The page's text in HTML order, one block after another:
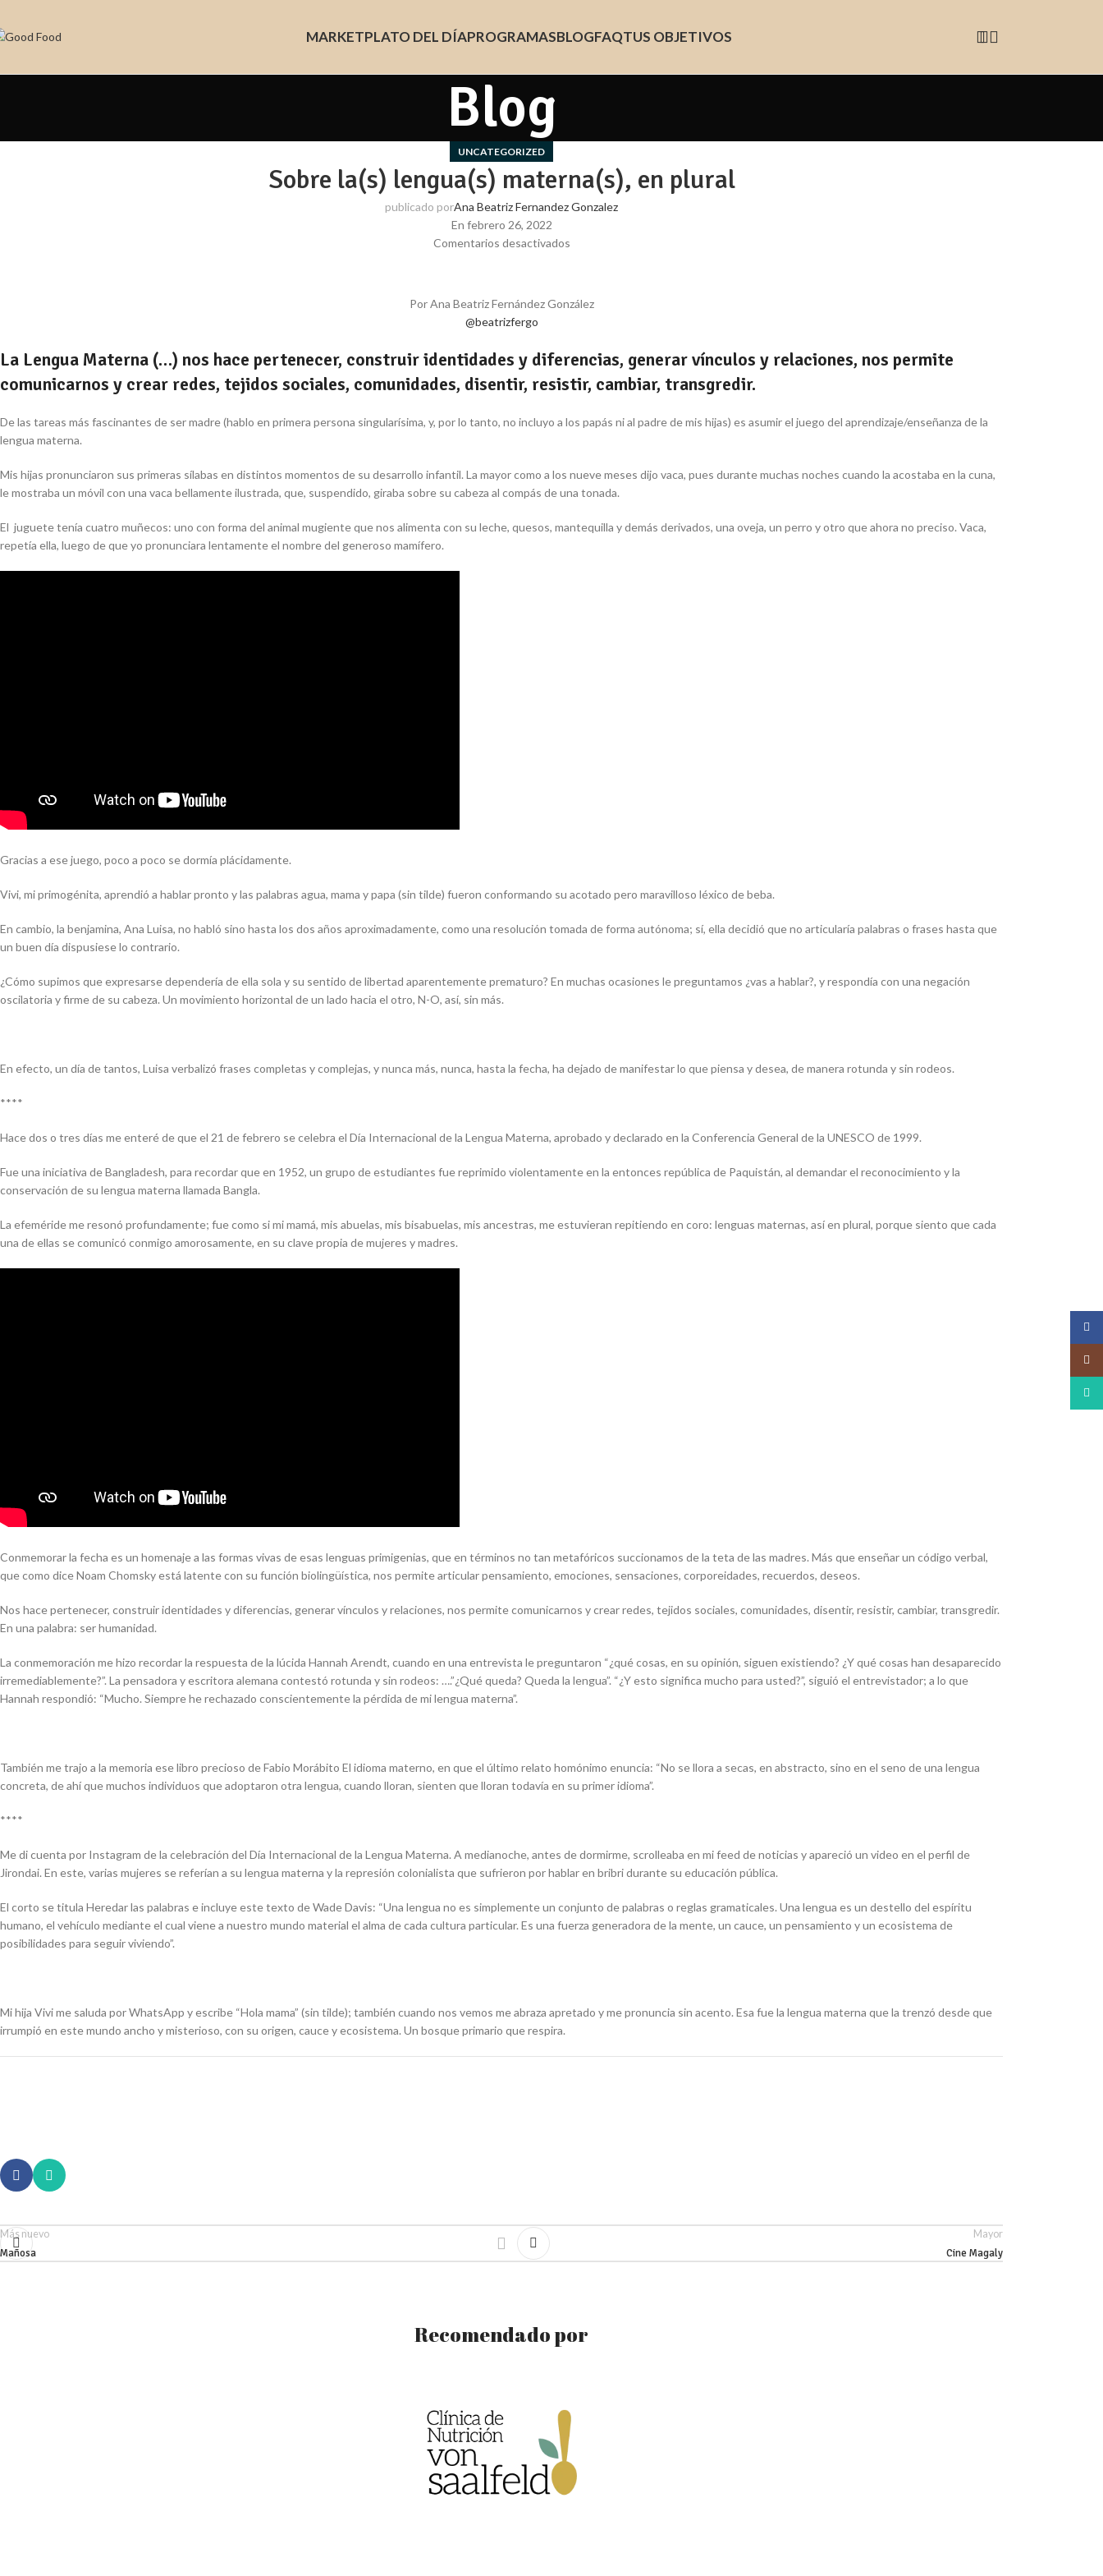
MARKETPLATO DEL DÍAPROGRAMASBLOGFAQTUS OBJETIVOS
Blog
UNCATEGORIZED
Sobre la(s) lengua(s) materna(s), en plural
publicado porAna Beatriz Fernandez Gonzalez
En febrero 26, 2022
Comentarios desactivados
Por Ana Beatriz Fernández González
@beatrizfergo
La Lengua Materna (…) nos hace pertenecer, construir identidades y diferencias, generar vínculos y relaciones, nos permite
comunicarnos y crear redes, tejidos sociales, comunidades, disentir, resistir, cambiar, transgredir.
De las tareas más fascinantes de ser madre (hablo en primera persona singularísima, y, por lo tanto, no incluyo a los papás ni al padre de mis hijas) es asumir el juego del aprendizaje/enseñanza de la
lengua materna.
Mis hijas pronunciaron sus primeras sílabas en distintos momentos de su desarrollo infantil. La mayor como a los nueve meses dijo vaca, pues durante muchas noches cuando la acostaba en la cuna,
le mostraba un móvil con una vaca bellamente ilustrada, que, suspendido, giraba sobre su cabeza al compás de una tonada.
El juguete tenía cuatro muñecos: uno con forma del animal mugiente que nos alimenta con su leche, quesos, mantequilla y demás derivados, una oveja, un perro y otro que ahora no preciso. Vaca,
repetía ella, luego de que yo pronunciara lentamente el nombre del generoso mamífero.
Gracias a ese juego, poco a poco se dormía plácidamente.
Vivi, mi primogénita, aprendió a hablar pronto y las palabras agua, mama ypapa (sin tilde) fueron conformando su acotado pero maravilloso léxico de beba.
En cambio, la benjamina, Ana Luisa, no habló sino hasta los dos años aproximadamente, como una resolución tomada de forma autónoma; sí, ella decidió que no articularía palabras o frases hasta que
un buen día dispusiese lo contrario.
¿Cómo supimos que expresarse dependería de ella sola y su sentido de libertad aparentemente prematuro? En muchas ocasiones le preguntamos ¿vas a hablar?, y respondía con una negación
oscilatoria y firme de su cabeza. Un movimiento horizontal de un lado hacia el otro, N-O, así, sin más.
En efecto, un día de tantos, Luisa verbalizó frases completas y complejas, y nunca más, nunca, hasta la fecha, ha dejado de manifestar lo que piensa y desea, de manera rotunda y sin rodeos.
****
Hace dos o tres días me enteré de que el 21 de febrero se celebra el Día Internacional de la Lengua Materna, aprobado y declarado en la Conferencia General de la UNESCO de 1999.
Fue una iniciativa de Bangladesh, para recordar que en 1952, un grupo de estudiantes fue reprimido violentamente en la entonces república de Paquistán, al demandar el reconocimiento y la
conservación de su lengua materna llamada Bangla.
La efeméride me resonó profundamente; fue como si mi mamá, mis abuelas, mis bisabuelas, mis ancestras, me estuvieran repitiendo en coro: lenguas maternas, así en plural, porque siento que cada
una de ellas se comunicó conmigo amorosamente, en su clave propia de mujeres y madres.
Conmemorar la fecha es un homenaje a las formas vivas de esas lenguas primigenias, que en términos no tan metafóricos succionamos de la teta de las madres. Más que enseñar un código verbal,
que como dice Noam Chomsky está latente con su función biolingüística, nos permite articular pensamiento, emociones, sensaciones, corporeidades, recuerdos, deseos.
Nos hace pertenecer, construir identidades y diferencias, generar vínculos y relaciones, nos permite comunicarnos y crear redes, tejidos sociales, comunidades, disentir, resistir, cambiar, transgredir.
En una palabra: ser humanidad.
La conmemoración me hizo recordar la respuesta de la lúcida Hannah Arendt, cuando en una entrevista le preguntaron “¿qué cosas, en su opinión, siguen existiendo? ¿Y qué cosas han desaparecido
irremediablemente?”. La pensadora y escritora alemana contestó rotunda y sin rodeos: ….”¿Qué queda? Queda la lengua”. “¿Y esto significa mucho para usted?”, siguió el entrevistador; a lo que
Hannah respondió: “Mucho. Siempre he rechazado conscientemente la pérdida de mi lengua materna”.
También me trajo a la memoria ese libro precioso de Fabio Morábito El idioma materno, en que el último relato homónimo enuncia: “No se llora a secas, en abstracto, sino en el seno de una lengua
concreta, de ahí que muchos individuos que adoptaron otra lengua, cuando lloran, sienten que lloran todavía en su primer idioma”.
****
Me di cuenta por Instagram de la celebración del Día Internacional de la Lengua Materna. A medianoche, antes de dormirme, scrolleaba en mifeed de noticias y apareció un video en el perfil de
Jirondai. En este, varias mujeres se referían a su lengua materna y la represión colonialista que sufrieron por hablar en bribri durante su educación pública.
El corto se titula Heredar las palabras e incluye este texto de Wade Davis: “Una lengua no es simplemente un conjunto de palabras o reglas gramaticales. Una lengua es un destello del espíritu
humano, el vehículo mediante el cual viene a nuestro mundo material el alma de cada cultura particular. Es una fuerza generadora de la mente, un cauce, un pensamiento y un ecosistema de
posibilidades para seguir viviendo”.
Mi hija Vivi me saluda por WhatsApp y escribe “Hola mama” (sin tilde); también cuando nos vemos me abraza apretado y me pronuncia sin acento. Esa fue la lengua materna que la trenzó desde que
irrumpió en este mundo ancho y misterioso, con su origen, cauce y ecosistema. Un bosque primario que respira.
Más nuevo
Mañosa
Mayor
Cine Magaly
Recomendado por